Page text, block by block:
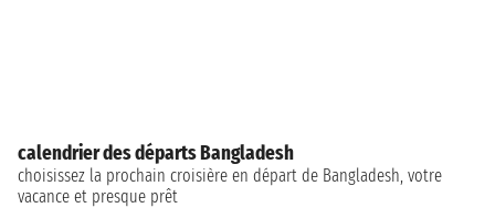
calendrier des départs Bangladesh
choisissez la prochain croisière en départ de Bangladesh, votre
vacance et presque prêt